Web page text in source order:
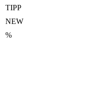
TIPP
NEW
%